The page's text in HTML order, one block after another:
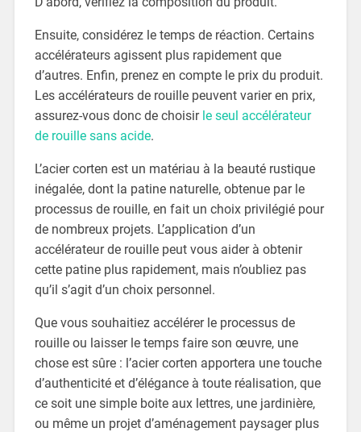
Ensuite, considérez le temps de réaction. Certains
accélérateurs agissent plus rapidement que
d’autres. Enfin, prenez en compte le prix du produit.
Les accélérateurs de rouille peuvent varier en prix,
assurez-vous donc de choisir le seul accélérateur
de rouille sans acide.
L’acier corten est un matériau à la beauté rustique
inégalée, dont la patine naturelle, obtenue par le
processus de rouille, en fait un choix privilégié pour
de nombreux projets. L’application d’un
accélérateur de rouille peut vous aider à obtenir
cette patine plus rapidement, mais n’oubliez pas
qu’il s’agit d’un choix personnel.
Que vous souhaitiez accélérer le processus de
rouille ou laisser le temps faire son œuvre, une
chose est sûre : l’acier corten apportera une touche
d’authenticité et d’élégance à toute réalisation, que
ce soit une simple boite aux lettres, une jardinière,
ou même un projet d’aménagement paysager plus